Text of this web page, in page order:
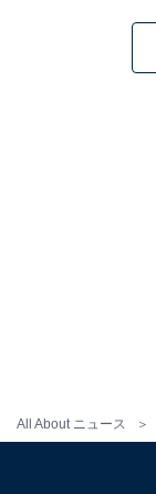
All About ニュース